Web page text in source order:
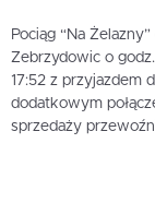
Pociąg “Na
Zebrzydowic o
17:52 z przyjazdem
dodatkowym
sprzedaży